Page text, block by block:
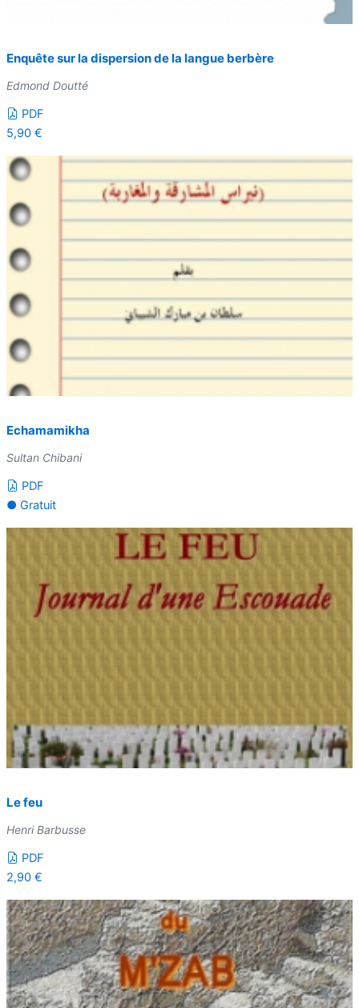
Enquête sur la dispersion de la langue berbère
Edmond Doutté
PDF
5,90 €
Echamamikha
Sultan Chibani
PDF
● Gratuit
Le feu
Henri Barbusse
PDF
2,90 €